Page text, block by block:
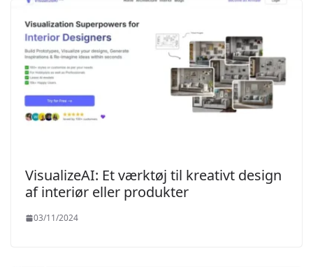
VisualizeAI: Et værktøj til kreativt design
af interiør eller produkter
03/11/2024